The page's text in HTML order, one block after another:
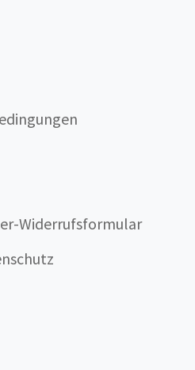
Widerrufsformular